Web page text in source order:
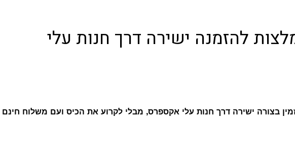
להזמנה ישירה דרך חנות עלי
בצורה ישירה דרך חנות עלי אקספרס, מבלי לקרוע את הכיס ועם משלוח חינם